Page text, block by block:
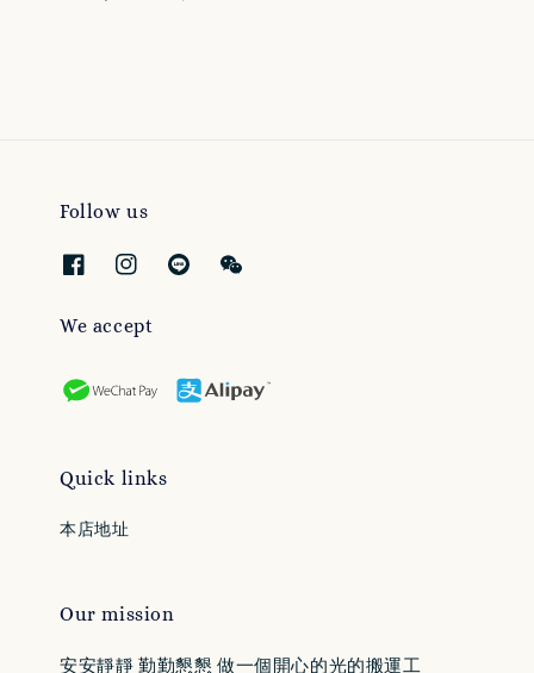
Follow us
We accept
Quick links
本店地址
Our mission
安安靜靜 勤勤懇懇 做一個開心的光的搬運工